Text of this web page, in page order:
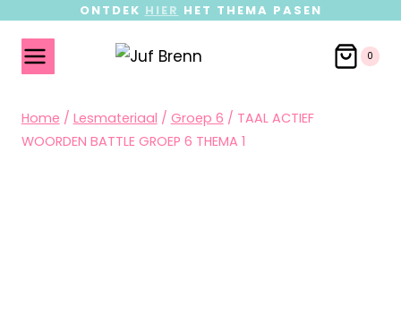
ONTDEK HIER HET THEMA PASEN
0
Home / Lesmateriaal / Groep 6 / TAAL ACTIEF
WOORDEN BATTLE GROEP 6 THEMA 1